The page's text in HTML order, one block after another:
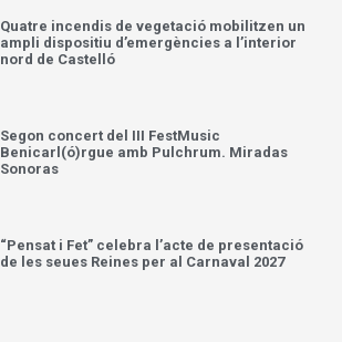
Quatre incendis de vegetació mobilitzen un
ampli dispositiu d’emergències a l’interior
nord de Castelló
Segon concert del III FestMusic
Benicarl(ó)rgue amb Pulchrum. Miradas
Sonoras
“Pensat i Fet” celebra l’acte de presentació
de les seues Reines per al Carnaval 2027